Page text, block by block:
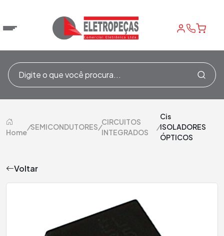
Home
/SEMICONDUTORES/
CIRCUITOS
INTEGRADOS
/
Cis
ISOLADORES
ÓPTICOS
Voltar